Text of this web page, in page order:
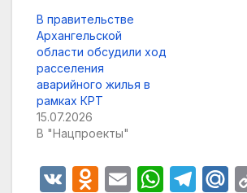
В правительстве
Архангельской
области обсудили ход
расселения
аварийного жилья в
рамках КРТ
15.07.2026
В "Нацпроекты"
V
O E
W T